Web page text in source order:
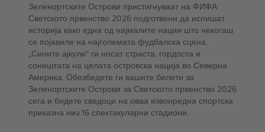
Зеленортските Острови пристигнуваат на ФИФА
Светското првенство 2026 подготвени да испишат
историја како една од најмалите нации што некогаш
се појавиле на најголемата фудбалска сцена.
„Сините ајкули“ ги носат страста, гордоста и
соништата на целата островска нација во Северна
Америка. Обезбедете ги вашите билети за
Зеленортските Острови за Светското првенство 2026
сега и бидете сведоци на оваа извонредна спортска
приказна низ 16 спектакуларни стадиони.